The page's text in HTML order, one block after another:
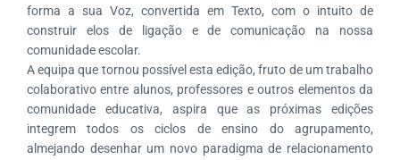
forma a sua Voz, convertida em Texto, com o intuito de
construir elos de ligação e de comunicação na nossa
comunidade escolar.
A equipa que tornou possível esta edição, fruto de um trabalho
colaborativo entre alunos, professores e outros elementos da
comunidade educativa, aspira que as próximas edições
integrem todos os ciclos de ensino do agrupamento,
almejando desenhar um novo paradigma de relacionamento